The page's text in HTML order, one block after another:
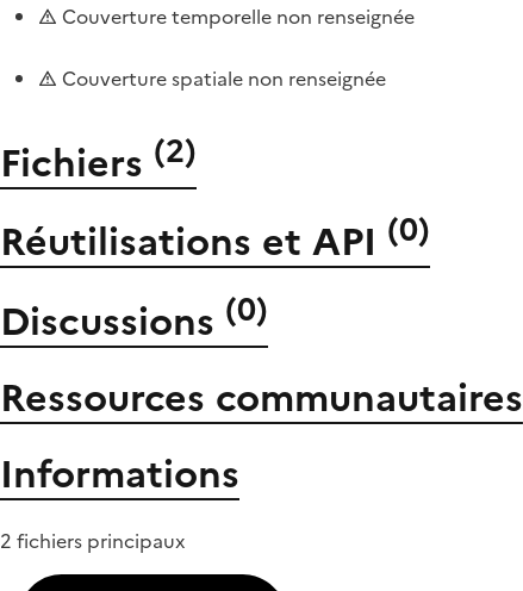
Couverture temporelle non renseignée
Couverture spatiale non renseignée
Fichiers (2)
Réutilisations et API (0)
Discussions (0)
Ressources communautaires
Informations
2 fichiers principaux